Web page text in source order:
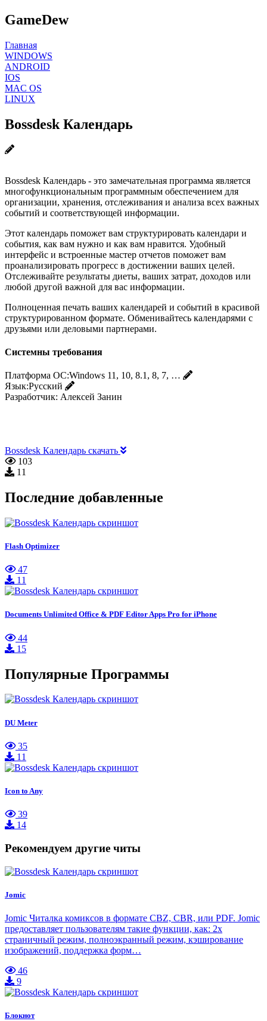
GameDew
Главная
WINDOWS
ANDROID
IOS
MAC OS
LINUX
Bossdesk Календарь
Bossdesk Календарь - это замечательная программа является
многофункциональным программным обеспечением для
организации, хранения, отслеживания и анализа всех важных
событий и соответствующей информации.
Этот календарь поможет вам структурировать календари и
события, как вам нужно и как вам нравится. Удобный
интерфейс и встроенные мастер отчетов поможет вам
проанализировать прогресс в достижении ваших целей.
Отслеживайте результаты диеты, ваших затрат, доходов или
любой другой важной для вас информации.
Полноценная печать ваших календарей и событий в красивой
структурированном формате. Обменивайтесь календарями с
друзьями или деловыми партнерами.
Системны требования
Платформа ОС:Windows 11, 10, 8.1, 8, 7, …
Язык:Русский
Разработчик: Алексей Занин
Bossdesk Календарь скачать
103
11
Последние добавленные
Flash Optimizer
47
11
Documents Unlimited Office & PDF Editor Apps Pro for iPhone
44
15
Популярные Программы
DU Meter
35
11
Icon to Any
39
14
Рекомендуем другие читы
Jomic
Jomic Читалка комиксов в формате CBZ, CBR, или PDF. Jomic
предоставляет пользователям такие функции, как: 2х
страничный режим, полноэкранный режим, кэширование
изображений, поддержка форм…
46
9
Блокнот